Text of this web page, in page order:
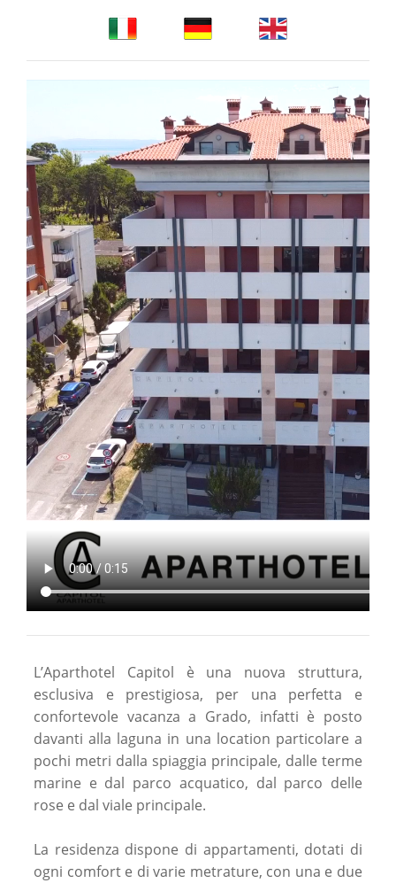
L’Aparthotel Capitol è una nuova struttura,
esclusiva e prestigiosa, per una perfetta e
confortevole vacanza a Grado, infatti è posto
davanti alla laguna in una location particolare a
pochi metri dalla spiaggia principale, dalle terme
marine e dal parco acquatico, dal parco delle
rose e dal viale principale.
La residenza dispone di appartamenti, dotati di
ogni comfort e di varie metrature, con una e due